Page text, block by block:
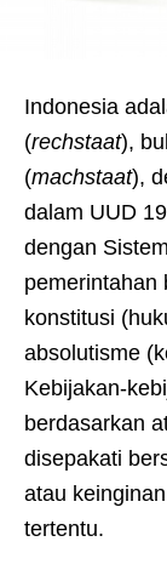
Indonesia
(rechstaat),
(machstaat),
dalam UUD
dengan
pemerintahan
konstitusi
absolutisme
Kebijakan-
berdasarkan
disepakati
atau
tertentu.